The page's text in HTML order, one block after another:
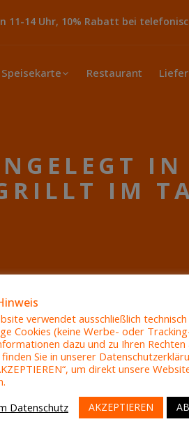
11-14 Uhr, 10% Rabatt bei
Speisekarte Restaurant
IN
IM
verwendet ausschließlich technisch
Cookies (keine Werbe- oder
dazu und zu Ihren Rechten
Sie in unserer
um direkt unsere
Datenschutz
AKZEPTIEREN